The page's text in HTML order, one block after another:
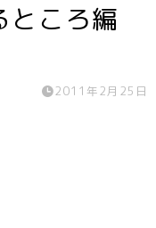
ところ編
2011年2月25日